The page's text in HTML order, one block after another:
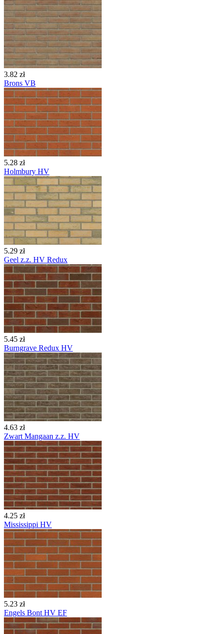
3.82 zł
Brons VB
5.28 zł
Holmbury HV
5.29 zł
Geel z.z. HV Redux
5.45 zł
Burngrave Redux HV
4.63 zł
Zwart Mangaan z.z. HV
4.25 zł
Mississippi HV
5.23 zł
Engels Bont HV EF